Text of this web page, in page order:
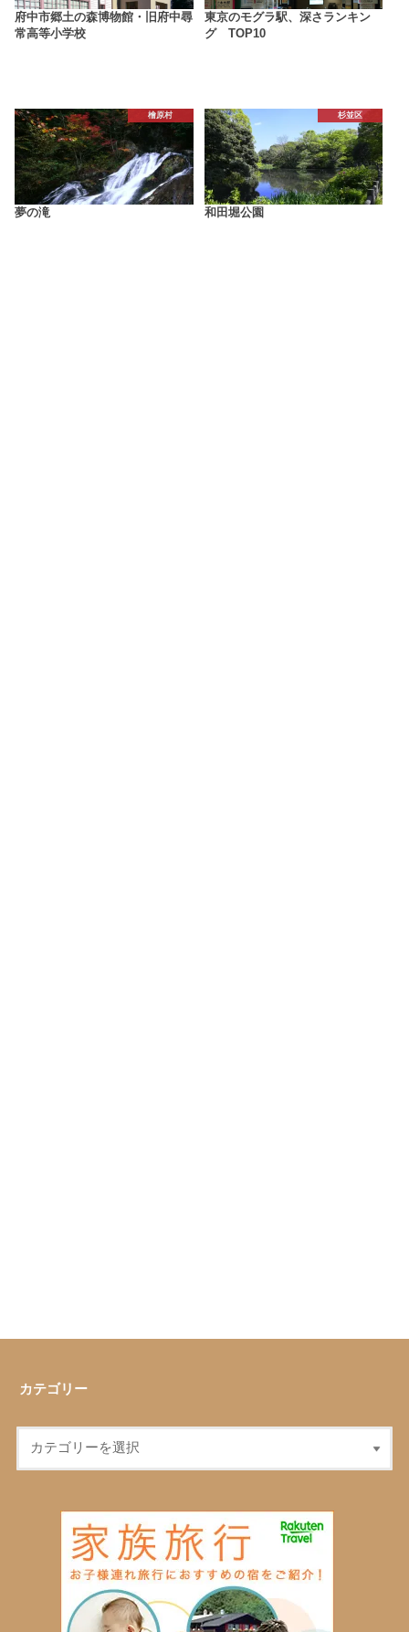
府中市郷土の森博物館・旧府中尋
常高等小学校
東京のモグラ駅、深さランキン
グ TOP10
檜原村
夢の滝
杉並区
和田堀公園
カテゴリー